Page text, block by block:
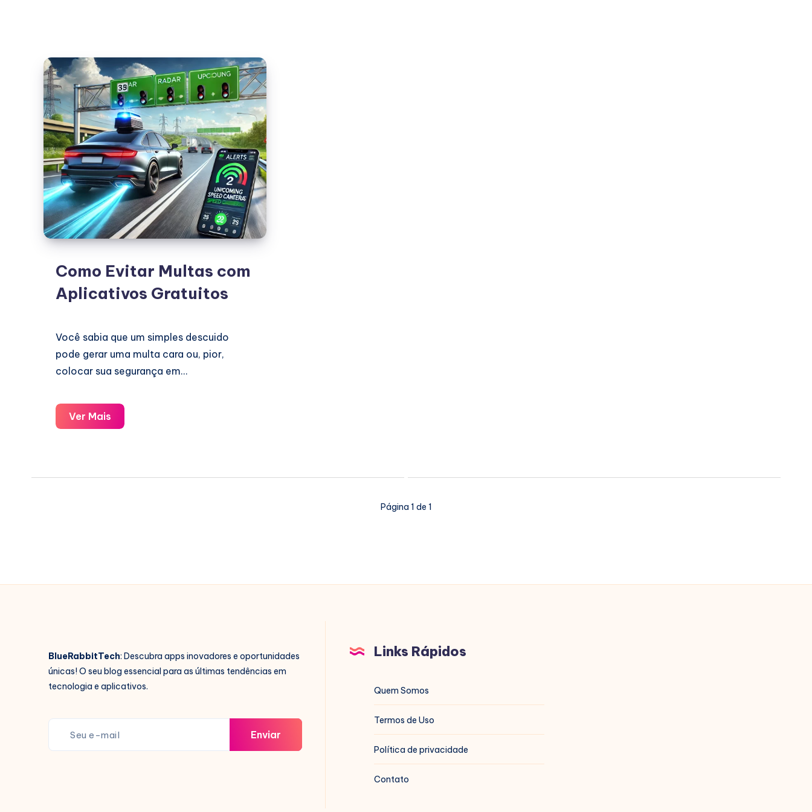
Como Evitar Multas com
Aplicativos Gratuitos
Você sabia que um simples descuido
pode gerar uma multa cara ou, pior,
colocar sua segurança em…
Ver Mais
Evitar
Página 1 de 1
BlueRabbitTech: Descubra apps inovadores e oportunidades
únicas! O seu blog essencial para as últimas tendências em
tecnologia e aplicativos.
Enviar
Links Rápidos
Quem Somos
Termos de Uso
Política de privacidade
Contato